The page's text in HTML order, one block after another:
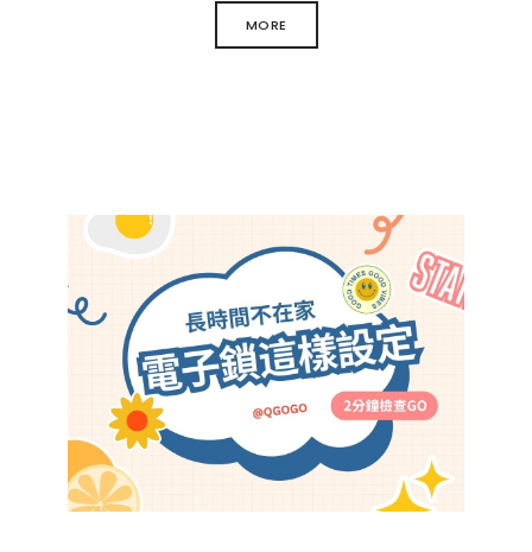
今天這篇文章就來帶你深入了解：
MORE